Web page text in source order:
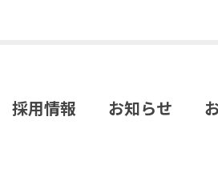
採用情報 お知らせ